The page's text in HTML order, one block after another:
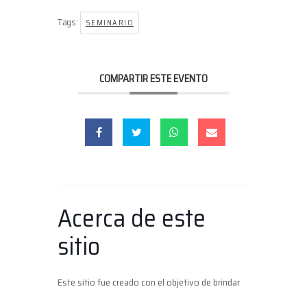
Tags: SEMINARIO
COMPARTIR ESTE EVENTO
Acerca de este
sitio
Este sitio fue creado con el objetivo de brindar